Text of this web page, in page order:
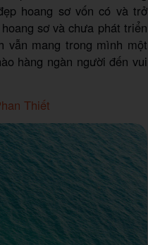
hoang sơ vốn có và trở
sơ và chưa phát triển
vẫn mang trong mình một
hàng ngàn người đến vui
Thiết